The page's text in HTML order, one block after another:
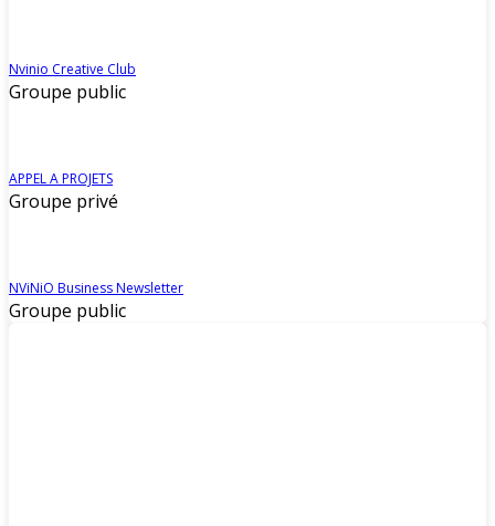
Nvinio Creative Club
Groupe public
APPEL A PROJETS
Groupe privé
NViNiO Business Newsletter
Groupe public